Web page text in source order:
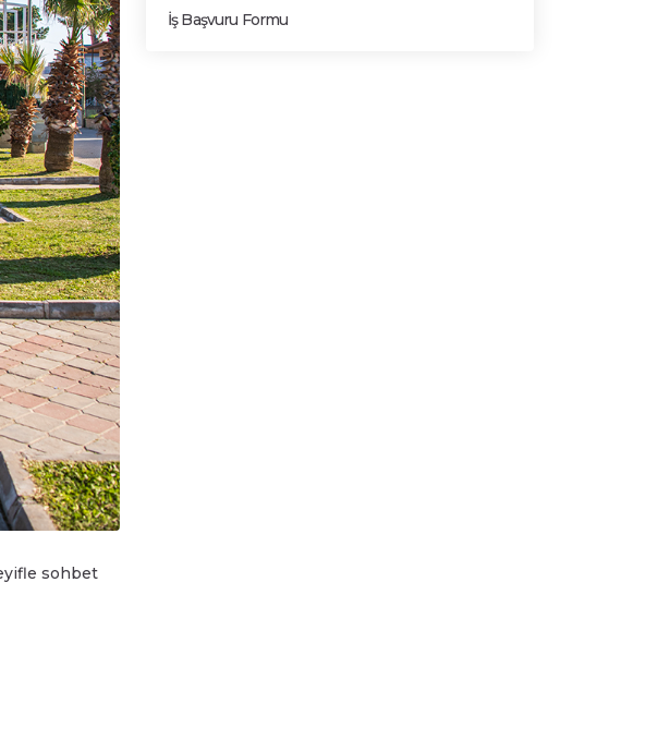
sohbet
İş Başvuru Formu